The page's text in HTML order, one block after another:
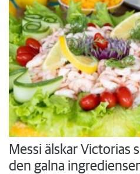
Messi älskar Victorias
den galna